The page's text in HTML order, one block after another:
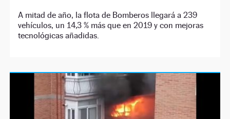
A mitad de año, la flota de Bomberos llegará a 239
vehículos, un 14,3 % más que en 2019 y con mejoras
tecnológicas añadidas.